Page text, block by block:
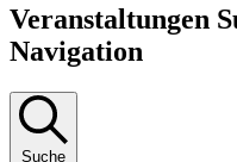
Veranstaltungen
Navigation
Suche